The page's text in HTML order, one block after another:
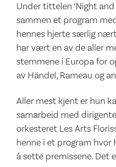
Under tittelen ‘Night
sammen et program
hennes hjerte særlig
har vært en av de aller
stemmene i Europa for
av Händel, Rameau og
Aller mest kjent er hun
samarbeid med
orkesteret Les Arts
henne i et program hvor
å sette premissene. Det